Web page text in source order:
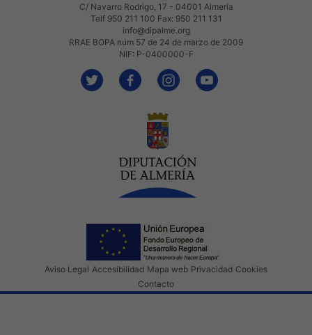
C/ Navarro Rodrigo, 17 - 04001 Almería
Telf 950 211 100 Fax: 950 211 131
info@dipalme.org
RRAE BOPA núm 57 de 24 de marzo de 2009
NIF: P-0400000-F
Aviso Legal Accesibilidad Mapa web Privacidad Cookies
Contacto